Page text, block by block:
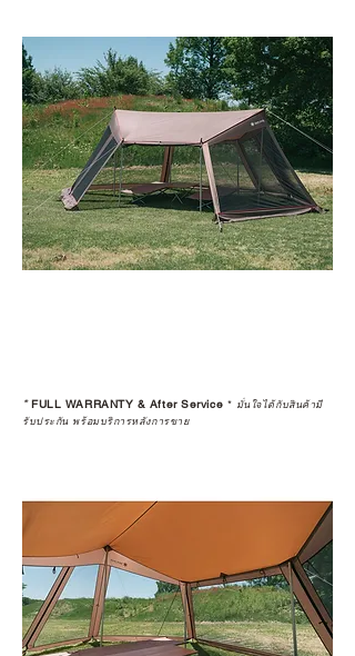
*FULL WARRANTY & After Service * มั่นใจได้กับสินค้ามี
รับประกัน พร้อมบริการหลังการขาย